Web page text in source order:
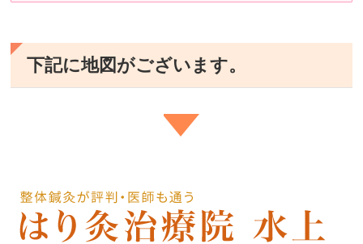
下記に地図がございます。